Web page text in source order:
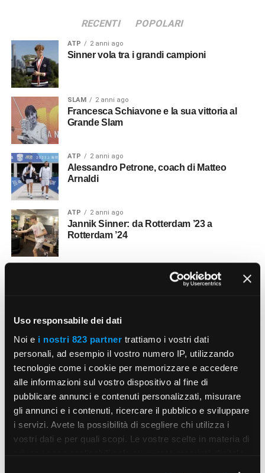
Uso responsabile dei dati
Noi e i nostri 823 partner trattiamo i vostri dati
personali, ad esempio il vostro numero IP, utilizzando
tecnologie come i cookie per memorizzare e accedere
alle informazioni sul vostro dispositivo al fine di
pubblicare annunci e contenuti personalizzati, misurare
gli annunci e i contenuti, ricercare il pubblico e sviluppare
i servizi. Avete la possibilità di scegliere chi utilizza i
vostri dati e per quali scopi. Le vostre scelte in materia di
RECENTI POPOLARI
ATP 2 anni ago
Sinner vola tra i grandi campioni
SLAM 2 anni ago
Francesca Schiavone e la sua vittoria al
Grande Slam
ATP 2 anni ago
Alessandro Petrone, coach di Matteo
Arnaldi
ATP 2 anni ago
Jannik Sinner: da Rotterdam ’23 a
Rotterdam ’24
La tennista Monica Seles
PADEL 2 anni ago
Il padelista Simone Cremona
PERSONAGGI 2 anni ago
Il tennista Facundo Díaz
SLAM 2 anni ago